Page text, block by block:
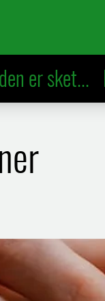
er sket...